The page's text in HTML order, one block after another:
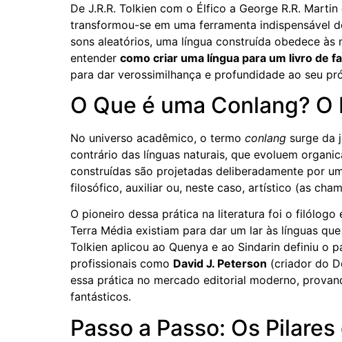
De J.R.R. Tolkien com o Élfico a George R.R.
transformou-se em uma ferramenta indispensável
sons aleatórios, uma língua construída obedece
entender como criar uma língua para um livro de
para dar verossimilhança e profundidade ao seu
O Que é uma Conlang?
No universo acadêmico, o termo conlang surge da
contrário das línguas naturais, que evoluem
construídas são projetadas deliberadamente por
filosófico, auxiliar ou, neste caso, artístico (as
O pioneiro dessa prática na literatura foi o filólogo
Terra Média existiam para dar um lar às línguas
Tolkien aplicou ao Quenya e ao Sindarin definiu o
profissionais como David J. Peterson (criador do
essa prática no mercado editorial moderno,
fantásticos.
Passo a Passo: Os